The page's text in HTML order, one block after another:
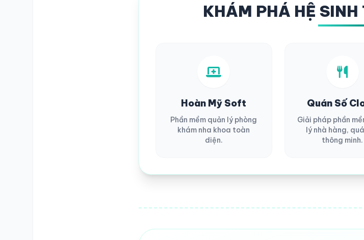
KHÁM PHÁ HỆ
Hoàn Mỹ Soft
Phần mềm quản lý phòng
khám nha khoa toàn
diện.
Quán Số
Giải pháp phần
lý nhà hàng,
thông minh.